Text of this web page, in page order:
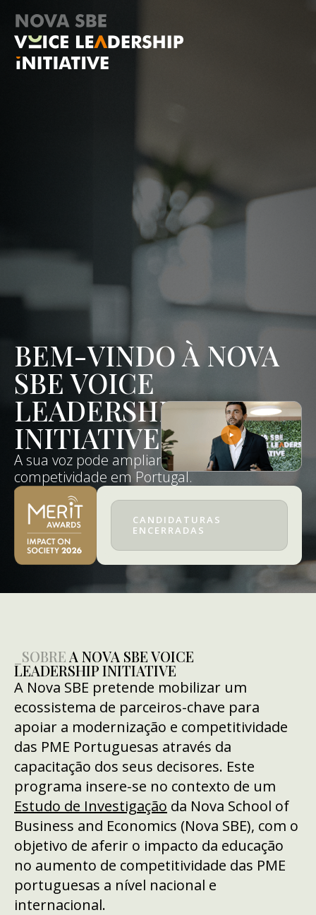
BEM-VINDO À NOVA
SBE VOICE
LEADERSHIP
INITIATIVE
A sua voz pode ampliar a
competividade em Portugal.
CANDIDATURAS
ENCERRADAS
_SOBRE A NOVA SBE VOICE
LEADERSHIP INITIATIVE
A Nova SBE pretende mobilizar um
ecossistema de parceiros-chave para
apoiar a modernização e competitividade
das PME Portuguesas através da
capacitação dos seus decisores. Este
programa insere-se no contexto de um
Estudo de Investigação da Nova School of
Business and Economics (Nova SBE), com o
objetivo de aferir o impacto da educação
no aumento de competitividade das PME
portuguesas a nível nacional e
internacional.